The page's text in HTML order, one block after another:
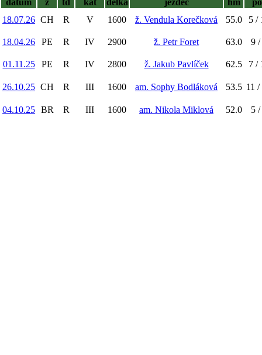
datum
z td kat délka jezdec hm
18.07.26 CH R V 1600 ž. Vendula Korečková 55.0 5 /
18.04.26 PE R IV 2900 ž. Petr Foret 63.0 9 /
01.11.25 PE R IV 2800 ž. Jakub Pavlíček 62.5 7 /
26.10.25 CH R III 1600 am. Sophy Bodláková 53.5 11 /
04.10.25 BR R III 1600 am. Nikola Miklová 52.0 5 /